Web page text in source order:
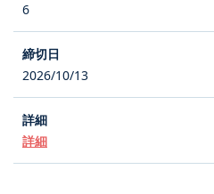
6
2026/10/13
詳細